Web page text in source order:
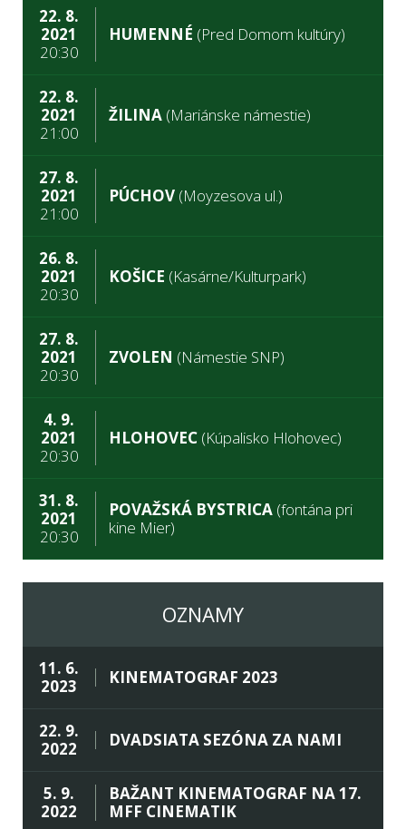
22. 8.
2021
20:30
HUMENNÉ (Pred Domom kultúry)
22. 8.
2021
21:00
ŽILINA (Mariánske námestie)
27. 8.
2021
21:00
PÚCHOV (Moyzesova ul.)
26. 8.
2021
20:30
KOŠICE (Kasárne/Kulturpark)
27. 8.
2021
20:30
ZVOLEN (Námestie SNP)
4. 9.
2021
20:30
HLOHOVEC (Kúpalisko Hlohovec)
31. 8.
2021
20:30
POVAŽSKÁ BYSTRICA (fontána pri
kine Mier)
OZNAMY
11. 6.
2023
KINEMATOGRAF 2023
22. 9.
2022
DVADSIATA SEZÓNA ZA NAMI
5. 9.
2022
BAŽANT KINEMATOGRAF NA 17.
MFF CINEMATIK